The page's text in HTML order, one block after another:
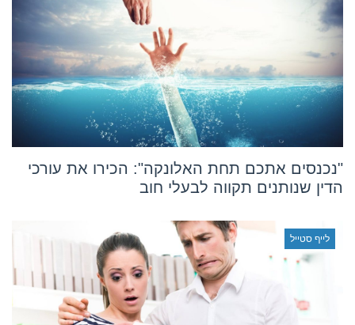
"נכנסים אתכם תחת האלונקה": הכירו את עורכי
הדין שנותנים תקווה לבעלי חוב
לייף סטייל